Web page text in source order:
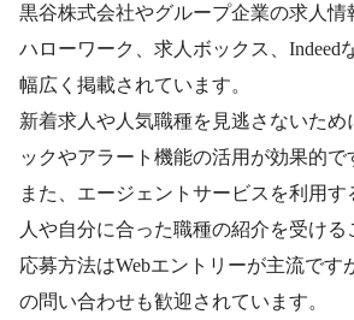
黒谷株式会社やグループ企業の求人情
ハローワーク、求人ボックス、Indeed
幅広く掲載されています。
新着求人や人気職種を見逃さないため
ックやアラート機能の活用が効果的で
また、エージェントサービスを利用
人や自分に合った職種の紹介を受ける
応募方法はWebエントリーが主流です
の問い合わせも歓迎されています。